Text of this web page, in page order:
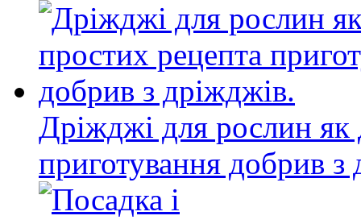
Дріжджі для рослин як
приготування добрив з